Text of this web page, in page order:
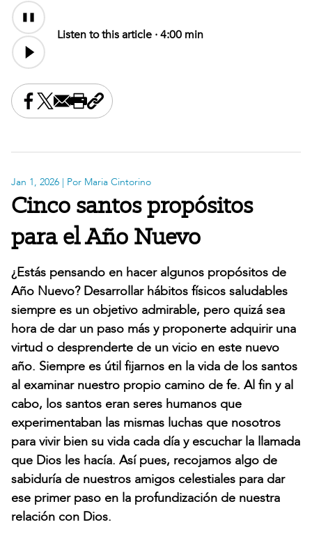
Audio
Content
Listen to this article ·4:00 min
Share this on Facebook
Share this on X
Share this by email
Print this page
Copy the page address
Jan 1, 2026 | Por Maria Cintorino
Cinco santos propósitos
para el Año Nuevo
¿Estás pensando en hacer algunos propósitos de
Año Nuevo? Desarrollar hábitos físicos saludables
siempre es un objetivo admirable, pero quizá sea
hora de dar un paso más y proponerte adquirir una
virtud o desprenderte de un vicio en este nuevo
año. Siempre es útil fijarnos en la vida de los santos
al examinar nuestro propio camino de fe. Al fin y al
cabo, los santos eran seres humanos que
experimentaban las mismas luchas que nosotros
para vivir bien su vida cada día y escuchar la llamada
que Dios les hacía. Así pues, recojamos algo de
sabiduría de nuestros amigos celestiales para dar
ese primer paso en la profundización de nuestra
relación con Dios.